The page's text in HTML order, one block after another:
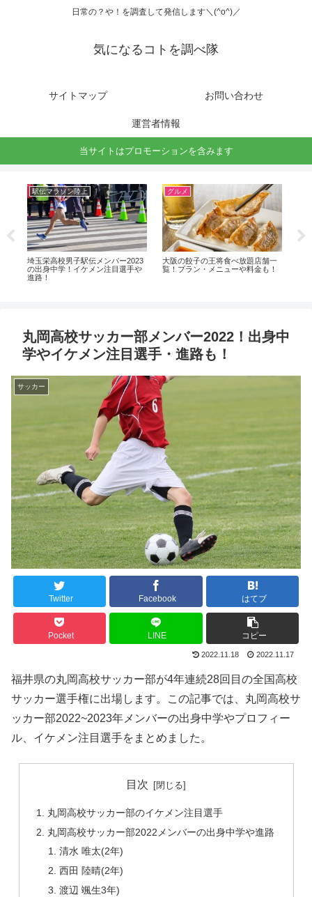
日常の？や！を調査して発信します＼(^o^)／
気になるコトを調べ隊
サイトマップ お問い合わせ
運営者情報
当サイトはプロモーションを含みます
駅伝マラソン陸上
埼玉栄高校男子駅伝メンバー2023
の出身中学！イケメン注目選手や
進路！
グルメ
大阪の餃子の王将食べ放題店舗一
覧！プラン・メニューや料金も！
丸岡高校サッカー部メンバー2022！出身中
学やイケメン注目選手・進路も！
サッカー
Twitter Facebook はてブ
Pocket LINE コピー
2022.11.18 2022.11.17
福井県の丸岡高校サッカー部が4年連続28回目の全国高校
サッカー選手権に出場します。この記事では、丸岡高校サ
ッカー部2022~2023年メンバーの出身中学やプロフィー
ル、イケメン注目選手をまとめました。
目次
丸岡高校サッカー部のイケメン注目選手
丸岡高校サッカー部2022メンバーの出身中学や進路
清水 唯太(2年)
西田 陸晴(2年)
渡辺 颯生3年)